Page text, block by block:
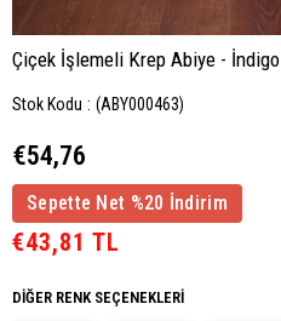
Çiçek İşlemeli Krep Abiye - İndigo
Stok Kodu (ABY000463)
€54,76
Sepette Net %20 İndirim
€43,81 TL
DIĞER RENK SEÇENEKLERI